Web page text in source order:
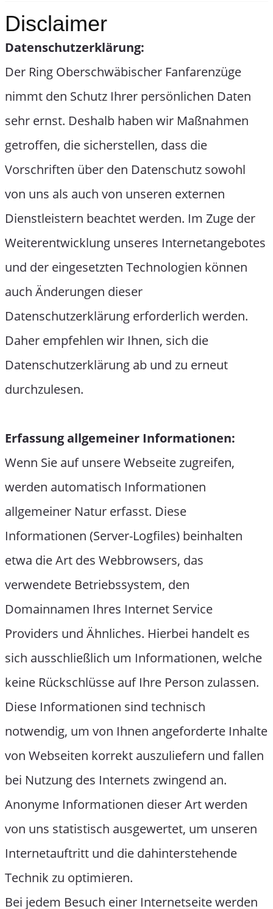
Disclaimer
Datenschutzerklärung:
Der Ring Oberschwäbischer Fanfarenzüge
nimmt den Schutz Ihrer persönlichen Daten
sehr ernst. Deshalb haben wir Maßnahmen
getroffen, die sicherstellen, dass die
Vorschriften über den Datenschutz sowohl
von uns als auch von unseren externen
Dienstleistern beachtet werden. Im Zuge der
Weiterentwicklung unseres Internetangebotes
und der eingesetzten Technologien können
auch Änderungen dieser
Datenschutzerklärung erforderlich werden.
Daher empfehlen wir Ihnen, sich die
Datenschutzerklärung ab und zu erneut
durchzulesen.
Erfassung allgemeiner Informationen:
Wenn Sie auf unsere Webseite zugreifen,
werden automatisch Informationen
allgemeiner Natur erfasst. Diese
Informationen (Server-Logfiles) beinhalten
etwa die Art des Webbrowsers, das
verwendete Betriebssystem, den
Domainnamen Ihres Internet Service
Providers und Ähnliches. Hierbei handelt es
sich ausschließlich um Informationen, welche
keine Rückschlüsse auf Ihre Person zulassen.
Diese Informationen sind technisch
notwendig, um von Ihnen angeforderte Inhalte
von Webseiten korrekt auszuliefern und fallen
bei Nutzung des Internets zwingend an.
Anonyme Informationen dieser Art werden
von uns statistisch ausgewertet, um unseren
Internetauftritt und die dahinterstehende
Technik zu optimieren.
Bei jedem Besuch einer Internetseite werden